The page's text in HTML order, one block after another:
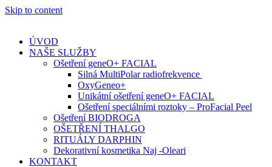
Skip to content
ÚVOD
NAŠE SLUŽBY
Ošetření geneO+ FACIAL
Silná MultiPolar radiofrekvence
OxyGeneo+
Unikátní ošetření geneO+ FACIAL
Ošetření speciálními roztoky – ProFacial Peel
Ošetření BIODROGA
OŠETŘENÍ THALGO
RITUÁLY DARPHIN
Dekorativní kosmetika Naj -Oleari
KONTAKT